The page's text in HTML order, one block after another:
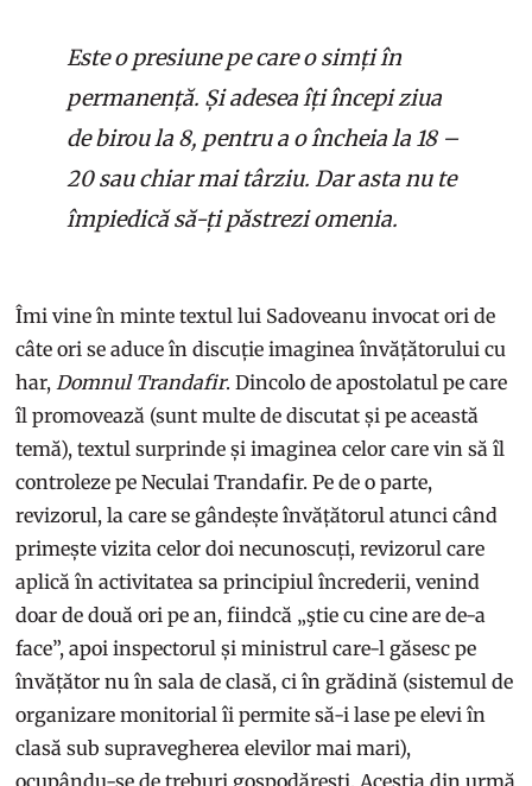
Este o presiune pe care o simți în
permanență. Și adesea îți începi ziua
de birou la 8, pentru a o încheia la 18 –
20 sau chiar mai târziu. Dar asta nu te
împiedică să-ți păstrezi omenia.
Îmi vine în minte textul lui Sadoveanu invocat ori de
câte ori se aduce în discuție imaginea învățătorului cu
har,Domnul Trandafir. Dincolo de apostolatul pe care
îl promovează (sunt multe de discutat și pe această
temă), textul surprinde și imaginea celor care vin să îl
controleze pe Neculai Trandafir. Pe de o parte,
revizorul, la care se gândește învățătorul atunci când
primește vizita celor doi necunoscuți, revizorul care
aplică în activitatea sa principiul încrederii, venind
doar de două ori pe an, fiindcă „ştie cu cine are de-a
face”, apoi inspectorul și ministrul care-l găsesc pe
învățător nu în sala de clasă, ci în grădină (sistemul de
organizare monitorial îi permite să-i lase pe elevi în
clasă sub supravegherea elevilor mai mari),